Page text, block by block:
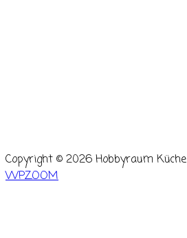
Copyright © 2026 Hobbyraum Küche
WPZOOM